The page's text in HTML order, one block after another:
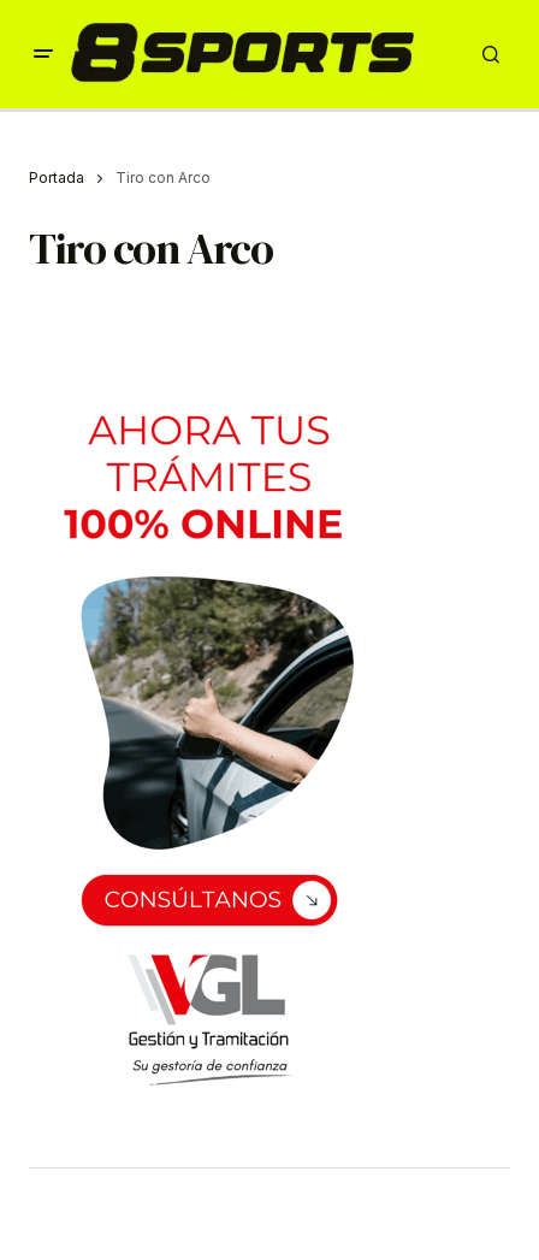
Portada Tiro con Arco
Tiro con Arco